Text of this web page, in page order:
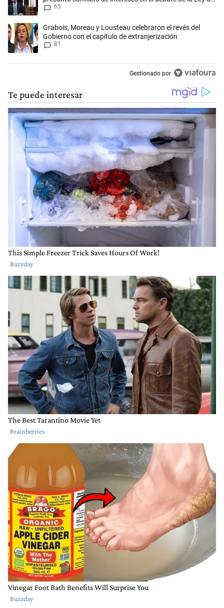
Tierras
65
Un artículo de tendencia con el título "Grabois, Moreau y Lousteau
Grabois, Moreau y Lousteau celebraron el revés del
Gobierno con el capítulo de extranjerización
81
Gestionado por